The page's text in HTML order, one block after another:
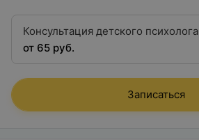
Консультация детского психолога
от 65 руб.
Записаться